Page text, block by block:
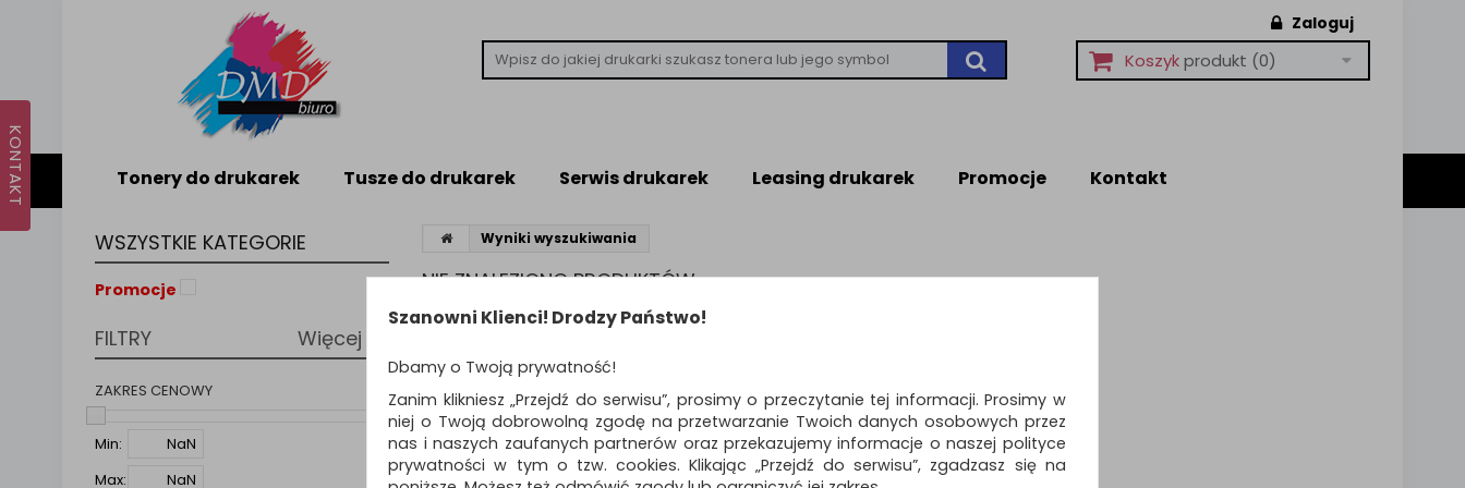
Zaloguj
Koszykprodukt (0)
Tonery do drukarek Tusze do drukarek Serwis drukarek Leasing drukarek Promocje Kontakt
WSZYSTKIE KATEGORIE
Promocje
FILTRY Więcej
ZAKRES CENOWY
Min:
Max:
Wyniki wyszukiwania
NIE ZNALEZIONO PRODUKTÓW
Nie odnaleziono produktów wg przyjętych kryteriów
Zmień kryteria wyszukiwania zaznaczając inne filtry i wyszukaj ponownie
Sprawdź, czy wszystkie słowa zostały poprawnie napisane.
Spróbuj użyć innych słów kluczowych.
Szanowni Klienci! Drodzy Państwo!
Dbamy o Twoją prywatność!
Zanim klikniesz „Przejdź do serwisu”, prosimy o przeczytanie tej informacji. Prosimy w
niej o Twoją dobrowolną zgodę na przetwarzanie Twoich danych osobowych przez
nas i naszych zaufanych partnerów oraz przekazujemy informacje o naszej polityce
prywatności w tym o tzw. cookies. Klikając „Przejdź do serwisu”, zgadzasz się na